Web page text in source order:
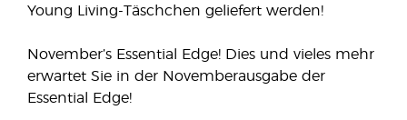
Young Living-Täschchen geliefert werden!
November’s Essential Edge! Dies und vieles mehr
erwartet Sie in der Novemberausgabe der
Essential Edge!